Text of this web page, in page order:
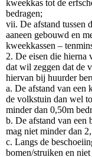
kweekkas tot de
bedragen;
vii. De afstand tussen
aaneen gebouwd en
kweekkassen –
2. De eisen die hierna
dat wil zeggen dat de
hiervan bij huurder
a. De afstand van een
de volkstuin dan wel
minder dan 0,50m
b. De afstand van een
mag niet minder dan
c. Langs de
bomen/struiken en